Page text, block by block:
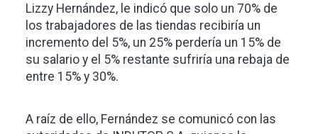
Lizzy Hernández, le indicó que solo un 70% de
los trabajadores de las tiendas recibiría un
incremento del 5%, un 25% perdería un 15% de
su salario y el 5% restante sufriría una rebaja de
entre 15% y 30%.
A raíz de ello, Fernández se comunicó con las